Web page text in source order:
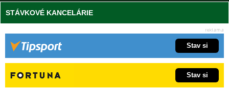
STÁVKOVÉ KANCELÁRIE
Stav si
Stav si